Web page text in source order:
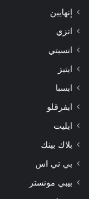
إنهايبن
اتزي
انسيتي
ايتيز
ايسبا
ايفرقلو
ايليت
بلاك بينك
بي تي اس
بيبي مونستر